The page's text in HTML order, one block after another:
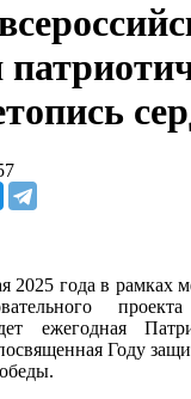
2025 года в рамках
ежегодная
Году